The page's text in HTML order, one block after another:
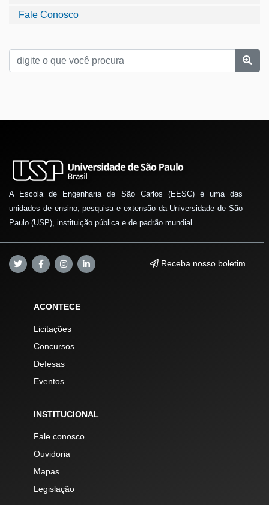
Fale Conosco
A Escola de Engenharia de São Carlos (EESC) é uma das
unidades de ensino, pesquisa e extensão da Universidade de São
Paulo (USP), instituição pública e de padrão mundial.
Receba nosso boletim
ACONTECE
Licitações
Concursos
Defesas
Eventos
INSTITUCIONAL
Fale conosco
Ouvidoria
Mapas
Legislação